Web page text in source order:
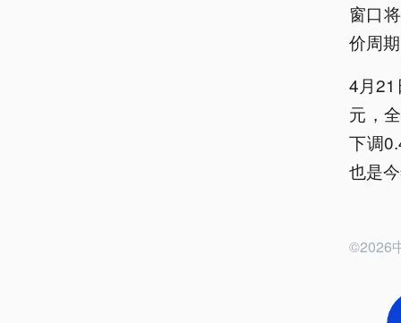
窗口
价周
4月21
元，
下调
也是
©2026